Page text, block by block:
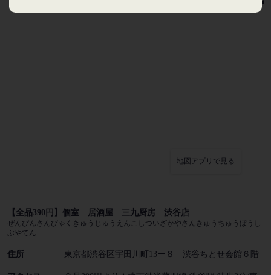
地図アプリで見る
【全品390円】個室 居酒屋 三九厨房 渋谷店
ぜんぴんさんびゃくきゅうじゅうえんこしついざかやさんきゅうちゅうぼうし
ぶやてん
住所 東京都渋谷区宇田川町13ー８ 渋谷ちとせ会館６階